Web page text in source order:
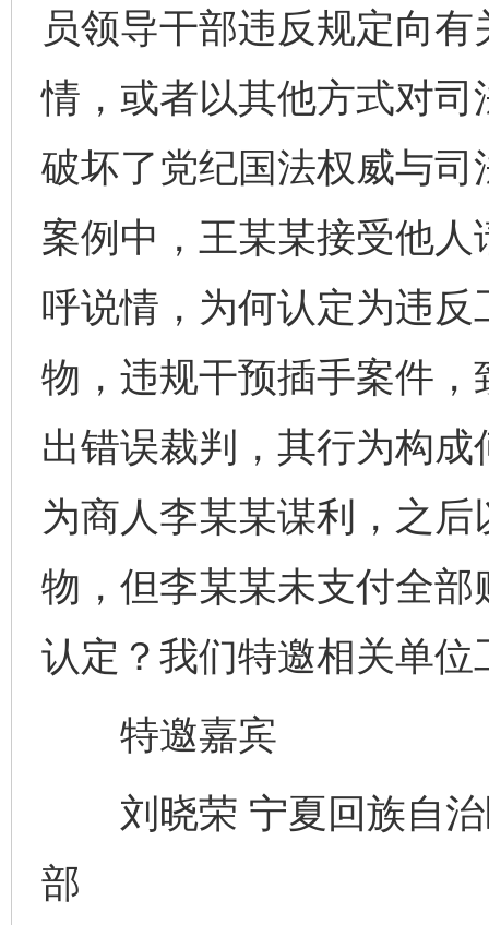
员领导干部违反规定向
情，或者以其他方式对
破坏了党纪国法权威与
案例中，王某某接受他
呼说情，为何认定为违
物，违规干预插手案件
出错误裁判，其行为构
为商人李某某谋利，之
物，但李某某未支付全
认定？我们特邀相关单
特邀嘉宾
刘晓荣 宁夏回族自治
部